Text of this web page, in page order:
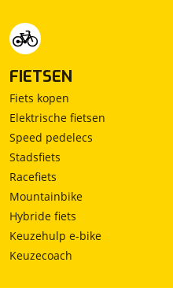
FIETSEN
Fiets kopen
Elektrische fietsen
Speed pedelecs
Stadsfiets
Racefiets
Mountainbike
Hybride fiets
Keuzehulp e-bike
Keuzecoach